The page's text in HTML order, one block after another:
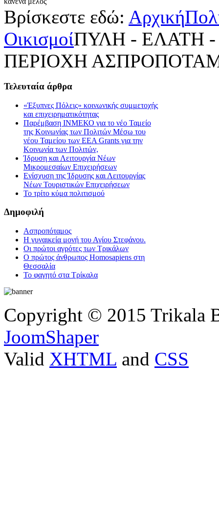
Βρίσκεστε εδώ: Αρχική
ΟικισμοίΠΥΛΗ - ΕΛΑΤΗ -
ΠΕΡΙΟΧΗ
Τελευταία άρθρα
«Έξυπνες Πόλεις» κοινωνικής συμμετοχής
και επιχειρηματικότητας
Παρέμβαση ΙΝΜΕΚΟ για το νέο Ταμείο
της Κοινωνίας των Πολιτών Μέσω του
νέου Ταμείου των ΕΕΑ Grants για την
Κοινωνία των Πολιτών,
Ίδρυση και Λειτουργία Νέων
Μικρομεσαίων Επιχειρήσεων
Ενίσχυση της Ίδρυσης και Λειτουργίας
Νέων Τουριστικών Επιχειρήσεων
Το τρίτο κύμα πολιτισμού
Δημοφιλή
Ασπροπόταμος
Η γυναικεία μονή του Αγίου Στεφάνου.
Οι πρώτοι αγρότες των Τρικάλων
Ο πρώτος άνθρωπος Homosapiens στη
Θεσσαλία
Το φαγητό στα Τρίκαλα
Copyright © 2015 Trikala
JoomShaper
Valid XHTML and CSS